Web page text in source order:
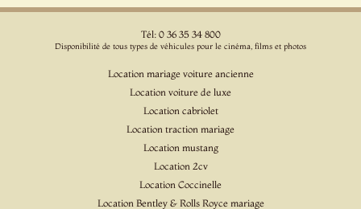
Tél: 0 36 35 34 800
Disponibilité de tous types de véhicules pour le cinéma, films et photos
Location mariage voiture ancienne
Location voiture de luxe
Location cabriolet
Location traction mariage
Location mustang
Location 2cv
Location Coccinelle
Location Bentley & Rolls Royce mariage